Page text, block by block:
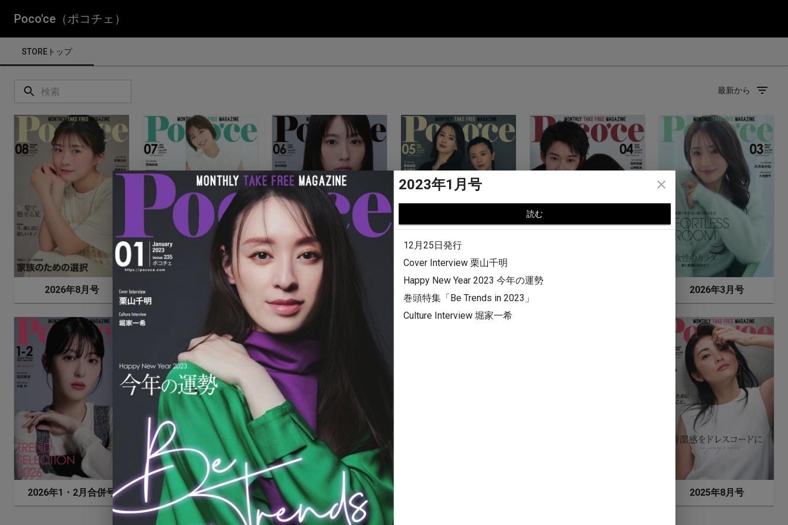
Poco'ce（ポコチェ）
STOREトップ
最新から
2026年8月号 2026年7月号 2026年6月号 2026年3月号
2026年1・2月合併号 2025年12月号 2025年11月号 2025年8月号
2023年1月号
読む
12月25日発行
Cover Interview 栗山千明
Happy New Year 2023 今年の運勢
巻頭特集「Be Trends in 2023」
Culture Interview 堀家一希